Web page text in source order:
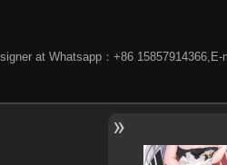
at Whatsapp：+86 15857914366,E-